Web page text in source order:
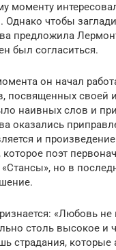
моменту
чтобы
предложила
был согласиться.
он начал
посвященных своей
наивных слов и
оказались
и произведение
поэт
но в
«Любовь не
столь высокое и
страдания, которые